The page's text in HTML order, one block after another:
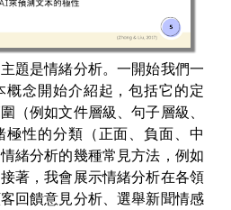
題是情緒分析。一開始我們一
概念開始介紹起，包括它的定
（例如文件層級、句子層級、
性的分類（正面、負面、中
緒分析的幾種常見方法，例如
著，我會展示情緒分析在各領
回饋意見分析、選舉新聞情感